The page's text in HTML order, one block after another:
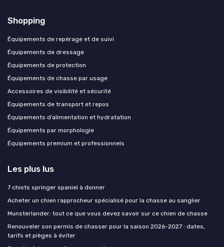
Shopping
Équipements de repérage et de suivi
Équipements de dressage
Équipements de protection
Équipements de chasse par usage
Accessoires de visibilité et sécurité
Équipements de transport et repos
Équipements d’alimentation et hydratation
Équipements par morphologie
Équipements premium et professionnels
Les plus lus
7 chiots springer spaniel à donner
Acheter un chien rapprocheur spécialisé pour la chasse au sanglier
Munsterlander: tout ce que vous devez savoir sur ce chien de chasse
Renouveler son permis de chasser pour la saison 2026-2027 : dates,
tarifs et pièges à éviter